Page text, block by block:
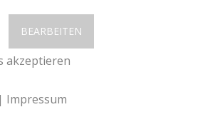
BEARBEITEN
akzeptieren
| Impressum